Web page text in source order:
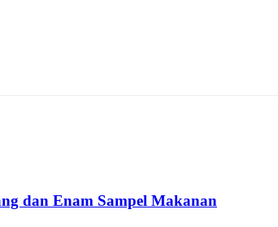
dan Enam Sampel Makanan